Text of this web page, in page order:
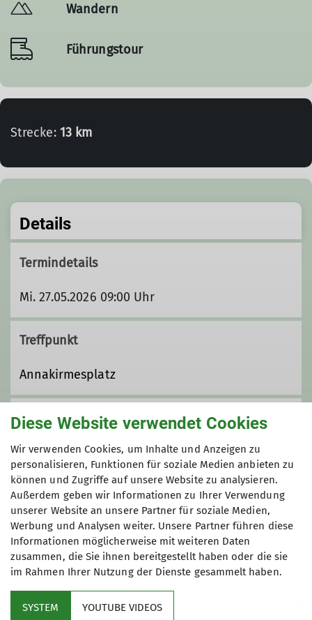
Wandern
Führungstour
Strecke: 13 km
Details
Termindetails
Mi. 27.05.2026 09:00 Uhr
Treffpunkt
Annakirmesplatz
Organisation
Irene Spitzer
Gruppe
Wandergruppe 1M
Diese Website verwendet Cookies
Wir verwenden Cookies, um Inhalte und Anzeigen zu
personalisieren, Funktionen für soziale Medien anbieten zu
können und Zugriffe auf unsere Website zu analysieren.
Außerdem geben wir Informationen zu Ihrer Verwendung
unserer Website an unsere Partner für soziale Medien,
Werbung und Analysen weiter. Unsere Partner führen diese
Informationen möglicherweise mit weiteren Daten
zusammen, die Sie ihnen bereitgestellt haben oder die sie
im Rahmen Ihrer Nutzung der Dienste gesammelt haben.
SYSTEM YOUTUBE VIDEOS